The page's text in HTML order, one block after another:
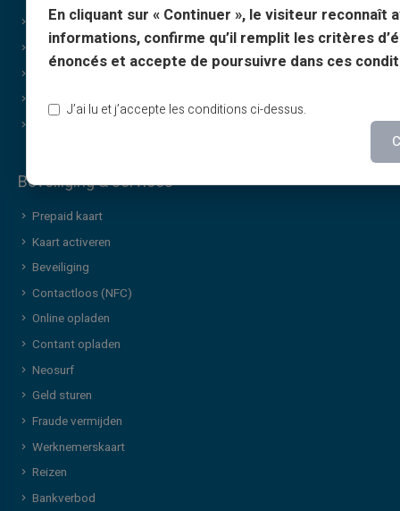
Cadeaukaarten
Cashback
Partner
Discrete aankopen
Delen
Beveiliging & services
Prepaid kaart
Kaart activeren
Beveiliging
Contactloos (NFC)
Online opladen
Contant opladen
Neosurf
Geld sturen
Fraude vermijden
Werknemerskaart
Reizen
Bankverbod
En cliquant sur « Continuer », le visiteur reconnaît
informations, confirme qu’il remplit les critères
énoncés et accepte de poursuivre dans ces
J’ai lu et j’accepte les conditions ci-dessus.